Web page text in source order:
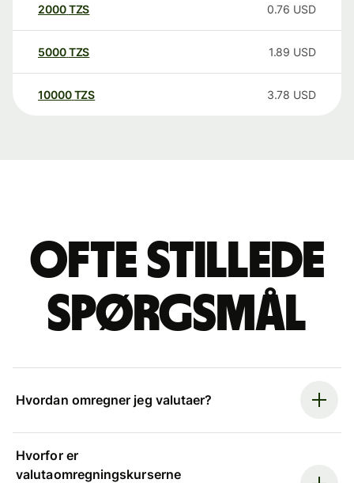
2000TZS 0.76 USD
5000TZS 1.89 USD
10000 TZS 3.78 USD
Ofte stillede
spørgsmål
Hvordan omregner jeg valutaer?
Hvorfor er
valutaomregningskurserne